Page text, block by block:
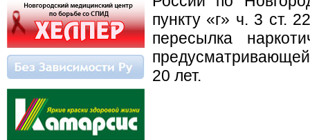
пункту «г» ч. 3 ст.
пересылка
20 лет.